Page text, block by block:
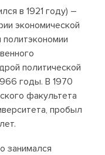
в 1921 году) –
экономической
политической
годы. В 1970
факультета
пробыл
занимался